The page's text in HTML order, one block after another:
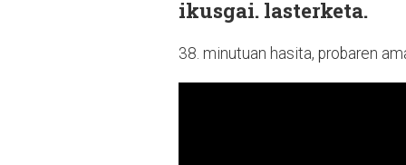
ikusgai. lasterketa.
38. minutuan hasita, probaren